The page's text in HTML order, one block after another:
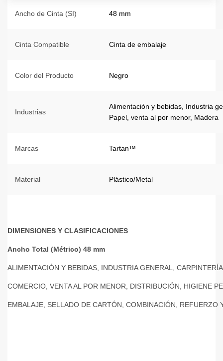
Ancho de Cinta (SI) 48 mm
Cinta Compatible Cinta de embalaje
Color del Producto Negro
Industrias
Alimentación y bebidas, Industria
Papel, venta al por menor, Madera
Marcas Tartan™
Material Plástico/Metal
DIMENSIONES Y CLASIFICACIONES
Ancho Total (Métrico) 48 mm
ALIMENTACIÓN Y BEBIDAS, INDUSTRIA GENERAL,
COMERCIO, VENTA AL POR MENOR, DISTRIBUCIÓN, HIGIENE
EMBALAJE, SELLADO DE CARTÓN, COMBINACIÓN, REFUERZO